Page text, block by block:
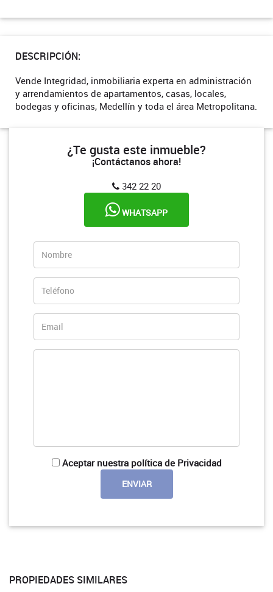
DESCRIPCIÓN:
Vende Integridad, inmobiliaria experta en administración
y arrendamientos de apartamentos, casas, locales,
bodegas y oficinas, Medellín y toda el área Metropolitana.
¿Te gusta este inmueble?
¡Contáctanos ahora!
342 22 20
WHATSAPP
Aceptar nuestra política de Privacidad
PROPIEDADES SIMILARES